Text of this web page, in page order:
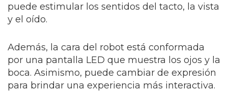
puede estimular los sentidos del tacto, la vista
y el oído.
Además, la cara del robot está conformada
por una pantalla LED que muestra los ojos y la
boca. Asimismo, puede cambiar de expresión
para brindar una experiencia más interactiva.